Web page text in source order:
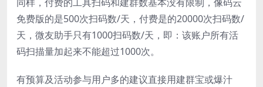
免费版的是500次扫码数/天，付费是的20000次扫码数/
天，微友助手只有1000扫码数/天，即：该账户所有活
码扫描量加起来不能超过1000次。
有预算及活动参与用户多的建议直接用建群宝或爆汁